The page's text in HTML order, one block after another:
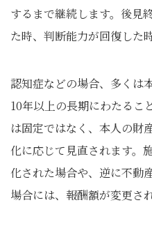
するまで継続します。後見
た時、判断能力が回復した
認知症などの場合、多くは
10年以上の長期にわたるこ
は固定ではなく、本人の財
化に応じて見直されます。
化された場合や、逆に不動
場合には、報酬額が変更さ